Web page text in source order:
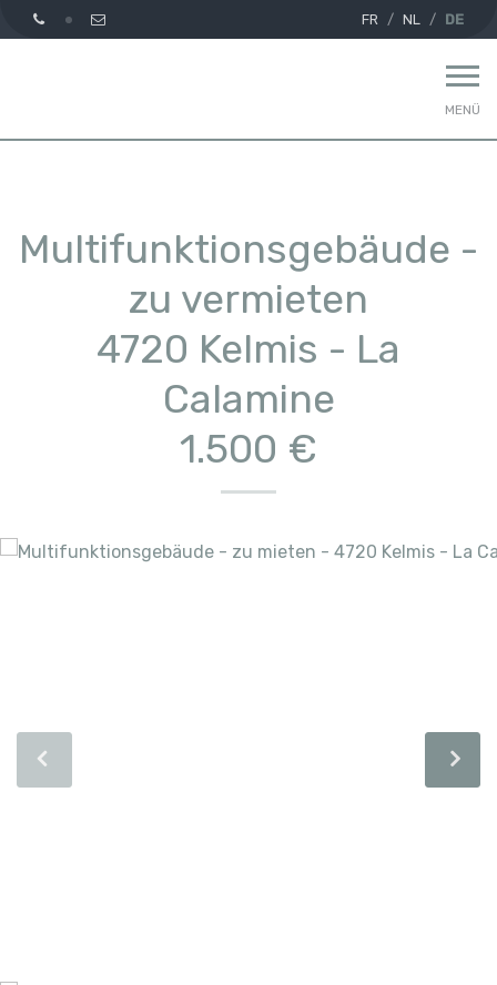
FR NL DE
MENÜ
Multifunktionsgebäude -
zu vermieten
4720 Kelmis - La
Calamine
1.500 €